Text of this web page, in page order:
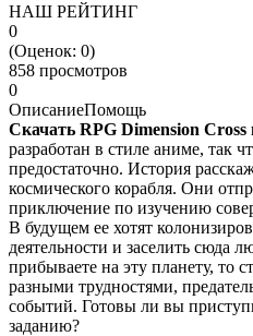
НАШ РЕЙТИНГ
0
(Оценок: 0)
858 просмотров
0
ОписаниеПомощь
Скачать RPG Dimension Cross
разработан в стиле аниме, так
предостаточно. История
космического корабля. Они
приключение по изучению
В будущем ее хотят
деятельности и заселить сюда
прибываете на эту планету, то
разными трудностями,
событий. Готовы ли вы
заданию?